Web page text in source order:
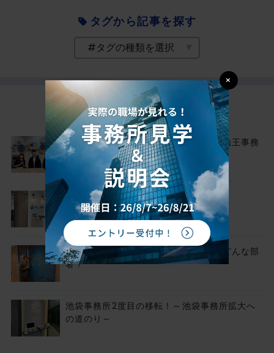
タグから記事を探す
最近の記事
都心の「プレミアム」な新拠点、赤坂山王事務
所を紹介します！
祝🎊立川事務所、初めての移転！
チェスターの「品質の要」審査部ってどんな部
署？
池袋事務所2度目の移転！～池袋事務所拡大へ
の道のり～
×